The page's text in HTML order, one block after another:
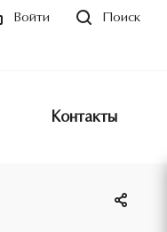
Поиск
Войти
Контакты